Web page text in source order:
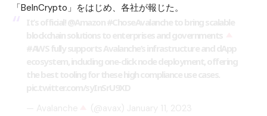
「BeInCrypto」をはじめ、各社が報じた。